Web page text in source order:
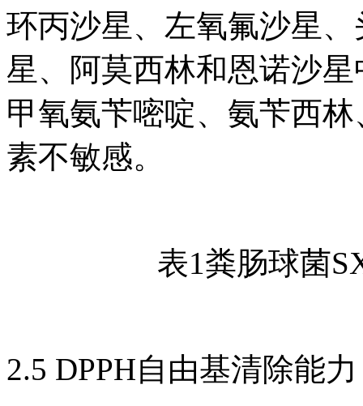
环丙沙星、左氧氟沙星
星、阿莫西林和恩诺沙
甲氧氨苄嘧啶、氨苄西
素不敏感。
表1粪肠球菌
2.5 DPPH自由基清除能力